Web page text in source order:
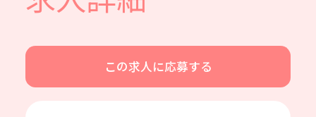
この求人に応募する